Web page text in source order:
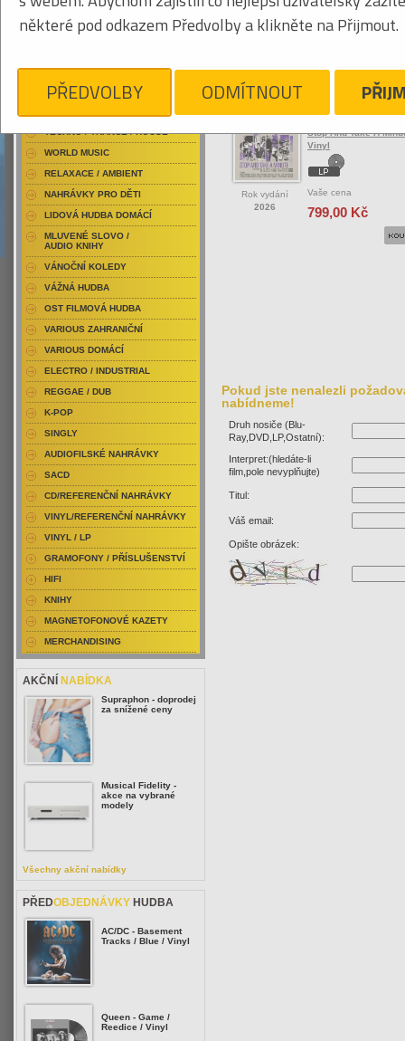
WOGGLES
Rok vydání
2026
Stop And Take A
Vinyl
Vaše cena
799,00 Kč
Pokud jste nenalezli
nabídneme!
Druh nosiče (Blu-
Ray,DVD,LP,Ostatní):
Interpret:(hledáte-li
film,pole nevyplňujte)
Titul:
Váš email:
Opište obrázek:
RAP / HIP HOP DOMÁCÍ
RAP / HIP HOP ZAHRANIČNÍ
DVD / HUDBA
PUNK / HARDCORE
TECHNO / TRANCE / HOUSE
WORLD MUSIC
RELAXACE / AMBIENT
NAHRÁVKY PRO DĚTI
LIDOVÁ HUDBA DOMÁCÍ
MLUVENÉ SLOVO /
AUDIO KNIHY
VÁNOČNÍ KOLEDY
VÁŽNÁ HUDBA
OST FILMOVÁ HUDBA
VARIOUS ZAHRANIČNÍ
VARIOUS DOMÁCÍ
ELECTRO / INDUSTRIAL
REGGAE / DUB
K-POP
SINGLY
AUDIOFILSKÉ NAHRÁVKY
SACD
CD/REFERENČNÍ NAHRÁVKY
VINYL/REFERENČNÍ NAHRÁVKY
VINYL / LP
GRAMOFONY / PŘÍSLUŠENSTVÍ
HIFI
KNIHY
MAGNETOFONOVÉ KAZETY
MERCHANDISING
AKČNÍ NABÍDKA
Supraphon - doprodej
za snížené ceny
Musical Fidelity -
akce na vybrané
modely
Všechny akční nabídky
PŘEDOBJEDNÁVKY HUDBA
AC/DC - Basement
Tracks / Blue / Vinyl
Queen - Game /
Reedice / Vinyl
některé pod odkazem Předvolby a klikněte na Přijmout.
PŘEDVOLBY ODMÍTNOUT